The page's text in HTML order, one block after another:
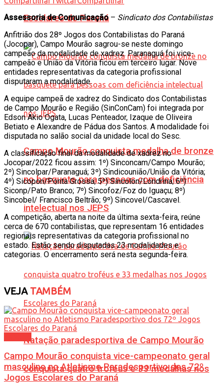
Escolares do Paraná
Campo Mourão conquista medalha de bronze
no basquete para pessoas com deficiência
intelectual nos JEPS
Natação paradesportiva de Campo Mourão
conquista quatro troféus e 33 medalhas nos
Assessoria de Comunicação – Sindicato dos Contabilistas
Anfitrião dos 28º Jogos dos Contabilistas do Paraná
(Jocopar), Campo Mourão sagrou-se neste domingo
campeão da modalidade de xadrez. Paranaguá foi vice-
campeão e União da Vitória ficou em terceiro lugar. Nove
entidades representativas da categoria profissional
disputaram a modalidade.
A equipe campeã de xadrez do Sindicato dos Contabilistas
de Campo Mourão e Região (SinConCam) foi integrada por
Edson Akio Ogata, Lucas Penteador, Izaque de Oliveira
Betiato e Alexandre de Pádua dos Santos. A modalidade foi
disputada no salão social da unidade local do Sesc.
A classificação final da modalidade de xadrez no
Jocopar/2022 ficou assim: 1º) Sinconcam/Campo Mourão;
2º) Sincolpar/Paranaguá; 3º) Sindicounião/União da Vitória;
4º) Sicopon/Ponta Grossa; 5º) Sincolon/Londrina; 6º)
Siconp/Pato Branco; 7º) Sincofoz/Foz do Iguaçu; 8º)
Sincobel/ Francisco Beltrão; 9º) Sincovel/Cascavel.
A competição, aberta na noite da última sexta-feira, reúne
cerca de 670 contabilistas, que representam 16 entidades
regionais representativas da categoria profissional no
estado. Estão sendo disputadas 23 modalidades e
categorias. O encerramento será nesta segunda-feira.
VEJATAMBÉM
Campo Mourão conquista vice-campeonato geral
masculino no Atletismo Paradesportivo dos 72º
Jogos Escolares do Paraná